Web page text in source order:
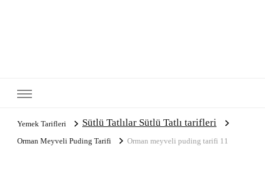
Yemek Tarifleri Sütlü Tatlılar Sütlü Tatlı tarifleri
Orman Meyveli Puding Tarifi Orman meyveli puding tarifi 11